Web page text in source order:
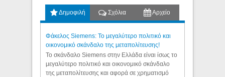
Δημοφιλή Σχόλια Αρχείο
Φάκελος Siemens: Το μεγαλύτερο πολιτικό και
οικονομικό σκάνδαλο της μεταπολίτευσης!
Το σκάνδαλο Siemens στην Ελλάδα είναι ίσως το
μεγαλύτερο πολιτικό και οικονομικό σκάνδαλο
της μεταπολίτευσης και αφορά σε χρηματισμό